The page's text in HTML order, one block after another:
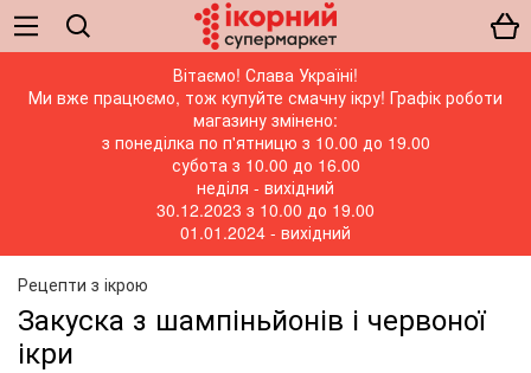
Вітаємо! Слава Україні!
Ми вже працюємо, тож купуйте смачну ікру! Графік роботи
магазину змінено:
з понеділка по п'ятницю з 10.00 до 19.00
субота з 10.00 до 16.00
неділя - вихідний
30.12.2023 з 10.00 до 19.00
01.01.2024 - вихідний
Рецепти з ікрою
Закуска з шампіньйонів і червоної
ікри